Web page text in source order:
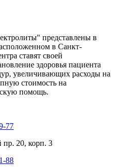
представлены в
в Санкт-
ставят своей
здоровья пациента
увеличивающих расходы на
стоимость на
помощь.
77
пр. 20, корп. 3
88